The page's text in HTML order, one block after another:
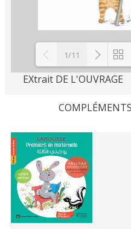
1/11
EXtrait DE L'OUVRAGE
Related
Books